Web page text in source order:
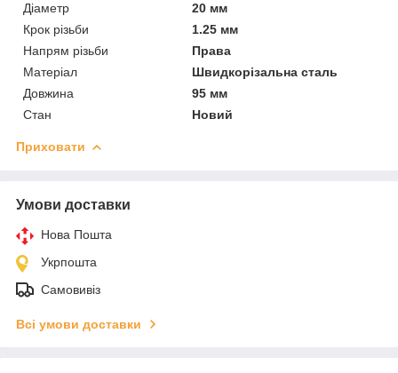
Діаметр
20 мм
Крок різьби
1.25 мм
Напрям різьби
Права
Матеріал
Швидкорізальна сталь
Довжина
95 мм
Стан
Новий
Приховати
Умови доставки
Нова Пошта
Укрпошта
Самовивіз
Всі умови доставки